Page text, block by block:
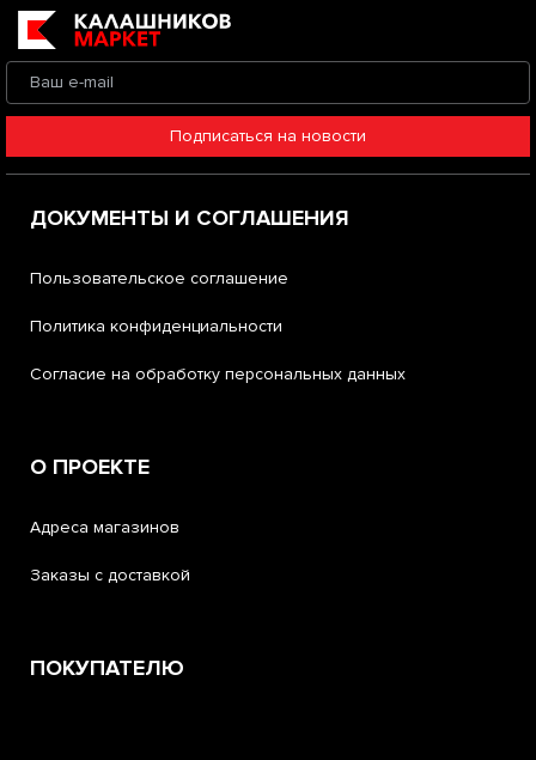
Подписаться на новости
ДОКУМЕНТЫ И СОГЛАШЕНИЯ
Пользовательское соглашение
Политика конфиденциальности
Согласие на обработку персональных данных
О ПРОЕКТЕ
Адреса магазинов
Заказы с доставкой
ПОКУПАТЕЛЮ